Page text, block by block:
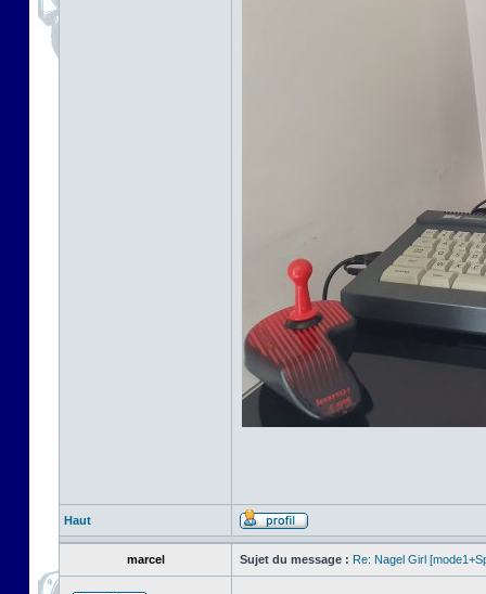
Haut
marcel Sujet du message : Re: Nagel Girl